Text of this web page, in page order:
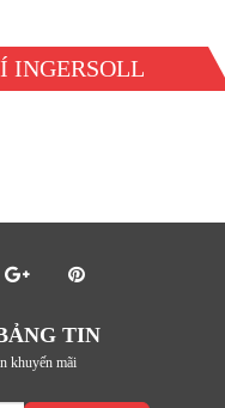
INGERSOLL
TIN
khuyến mãi